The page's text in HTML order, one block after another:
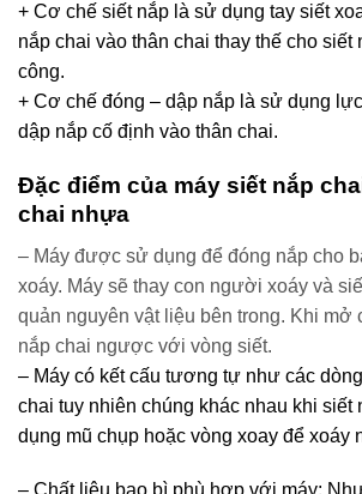
+ Cơ chế siết nắp là sử dụng tay siết
nắp chai vào thân chai thay thế cho siết
công.
+ Cơ chế đóng – dập nắp là sử dụng
dập nắp cố định vào thân chai.
Đặc điểm của máy siết nắp
chai nhựa
– Máy được sử dụng để đóng nắp cho
xoáy. Máy sẽ thay con người xoáy và
quản nguyên vật liệu bên trong. Khi mở
nắp chai ngược với vòng siết.
– Máy có kết cấu tương tự như các
chai tuy nhiên chúng khác nhau khi siết
dụng mũ chụp hoặc vòng xoay để xoáy